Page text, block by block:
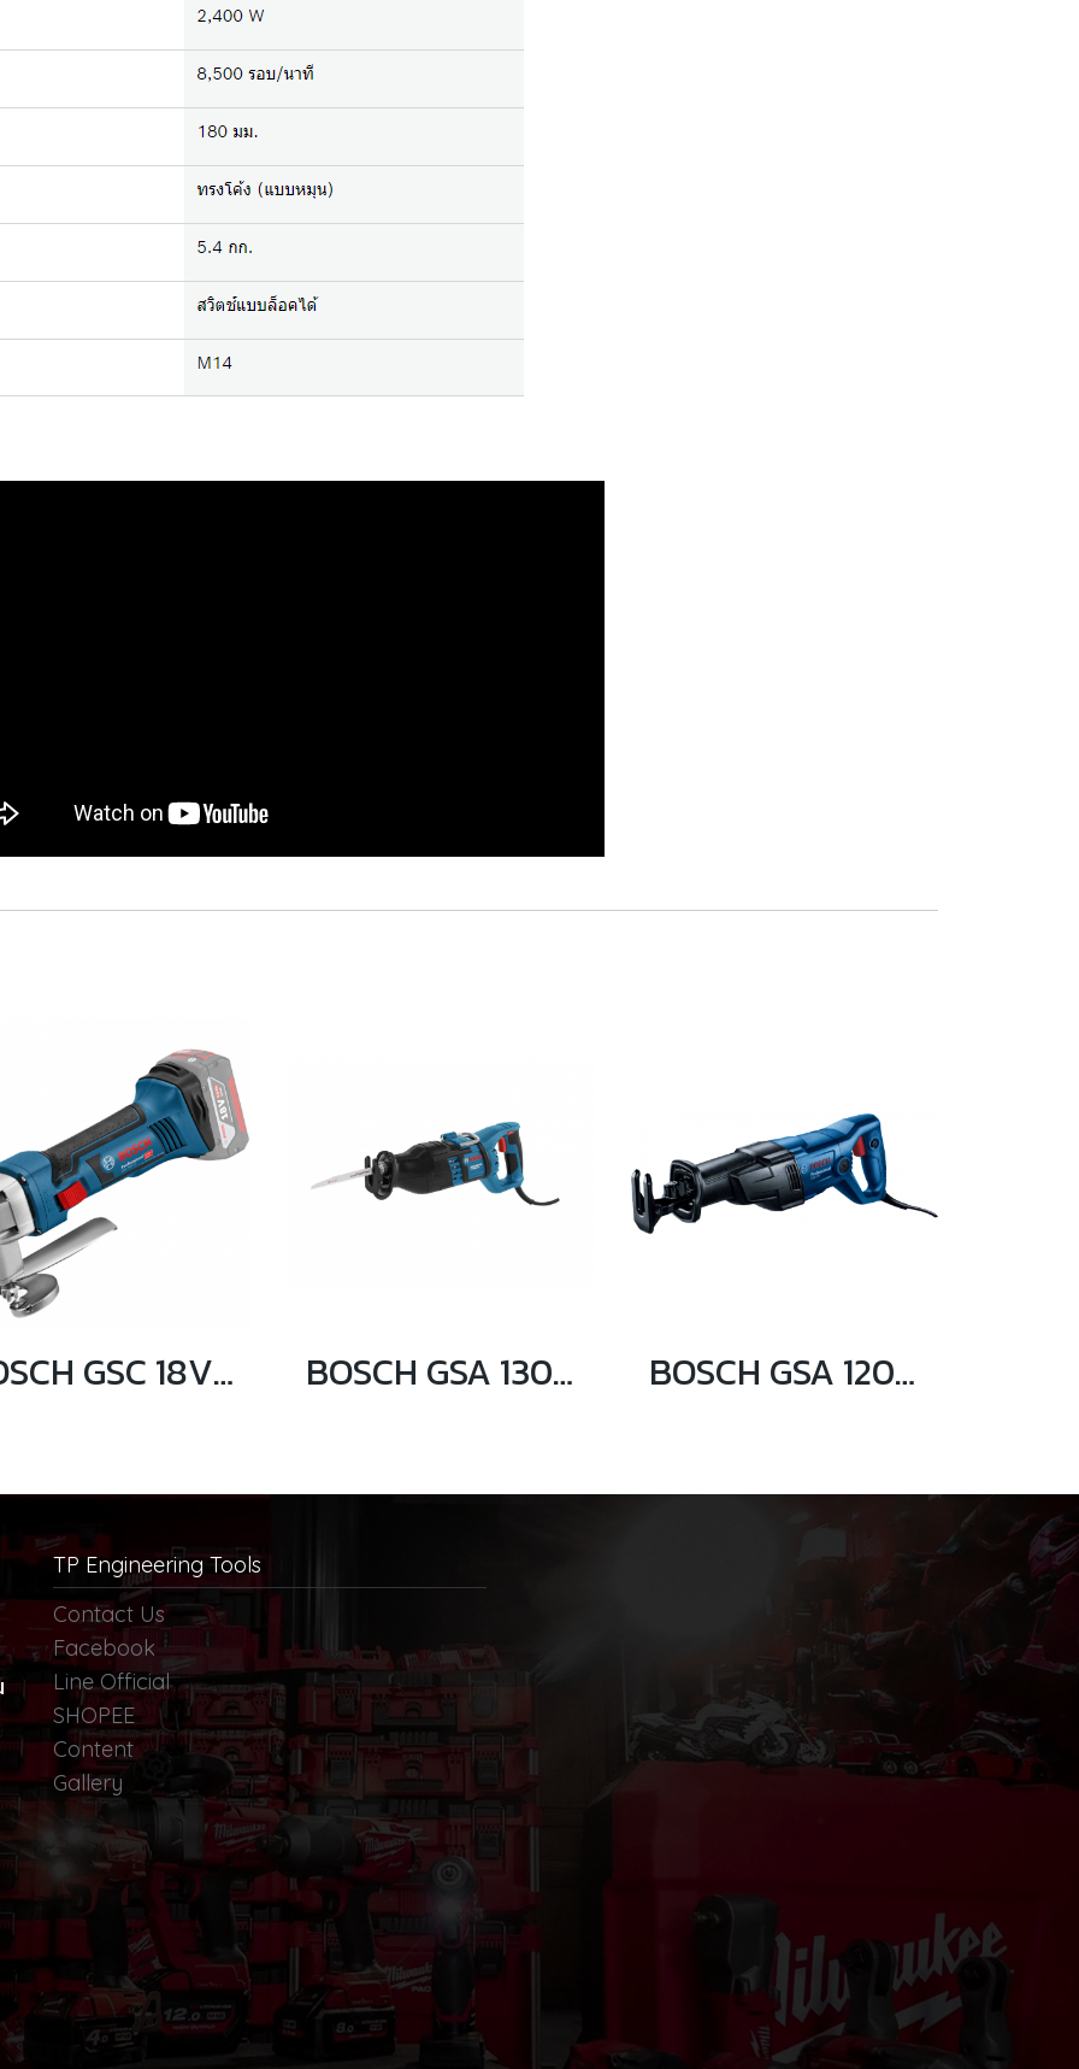
BOSCH GSC 18V-16 เครื่องตัดแผ่นโลหะไร้สาย 18V (ตัวเปล่า) BOSCH GSA 1300 PCE เลื่อยชักอเนกประสงค์ 1,300 วัตต์ BOSCH GSA 120 เลื่อยชักอเนกประสงค์ 1200 วัตต์
TP Engineering Tools
Contact Us
Facebook
Line Official
SHOPEE
Content
Gallery